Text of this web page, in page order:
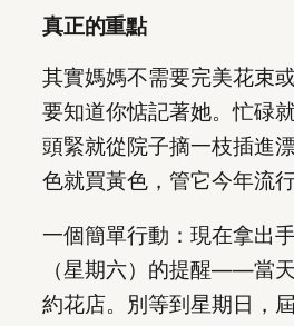
真正的重點
其實媽媽不需要完美花束
要知道你惦記著她。忙碌
頭緊就從院子摘一枝插進
色就買黃色，管它今年流行
一個簡單行動：現在拿出
（星期六）的提醒——當
約花店。別等到星期日，